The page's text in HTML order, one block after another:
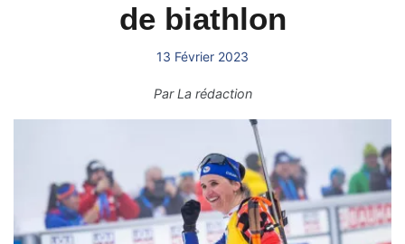
de biathlon
13 Février 2023
ParLa rédaction